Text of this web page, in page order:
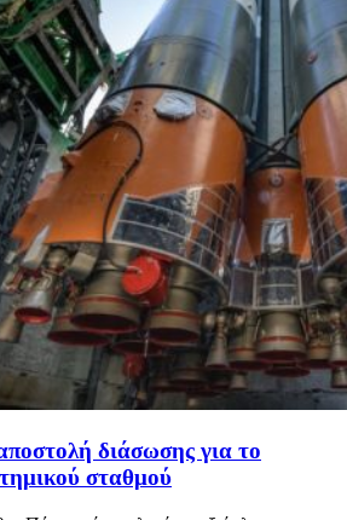
διάσωσης για το
σταθμού